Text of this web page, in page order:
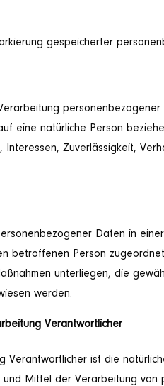
gespeicherter
eine natürliche Person
Interessen, Zuverlässigkeit,
Daten in
betroffenen Person
unterliegen, die
werden.
Verantwortlicher
Verantwortlicher ist die
Mittel der Verarbeitung